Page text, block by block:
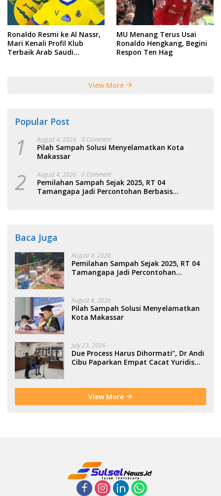
Ronaldo Resmi ke Al Nassr,
Mari Kenali Profil Klub
Terbaik Arab Saudi
MU Menang Terus Usai
Ronaldo Hengkang, Begini
Respon Ten Hag
View More
Popular Post
1 August 4, 2026 0 Comment
Pilah Sampah Solusi Menyelamatkan Kota
Makassar
2 August 4, 2026 0 Comment
Pemilahan Sampah Sejak 2025, RT 04
Tamangapa Jadi Percontohan Berbasis
Baca Juga
August 4, 2026
Pemilahan Sampah Sejak 2025, RT 04
Tamangapa Jadi Percontohan
August 4, 2026
Pilah Sampah Solusi Menyelamatkan
Kota Makassar
July 23, 2026
Due Process Harus Dihormati”, Dr Andi
Cibu Paparkan Empat Cacat Yuridis
View More